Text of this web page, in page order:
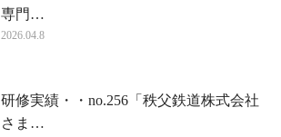
専門…
2026.04.8
研修実績・・no.256「秩父鉄道株式会社
さま…